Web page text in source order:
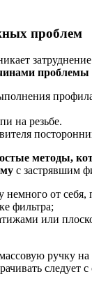
проблем
проблемы
на резьбе.
методы,
с застрявшим
немного от себя,
фильтра;
или
ручку
следует